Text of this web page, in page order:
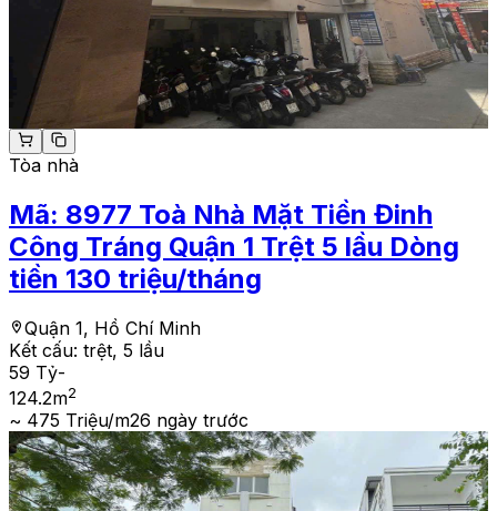
Tòa nhà
Mã: 8977 Toà Nhà Mặt Tiền Đinh
Công Tráng Quận 1 Trệt 5 lầu Dòng
tiền 130 triệu/tháng
Quận 1, Hồ Chí Minh
Kết cấu: trệt, 5 lầu
59 Tỷ-
124.2m2
~ 475 Triệu/m26 ngày trước